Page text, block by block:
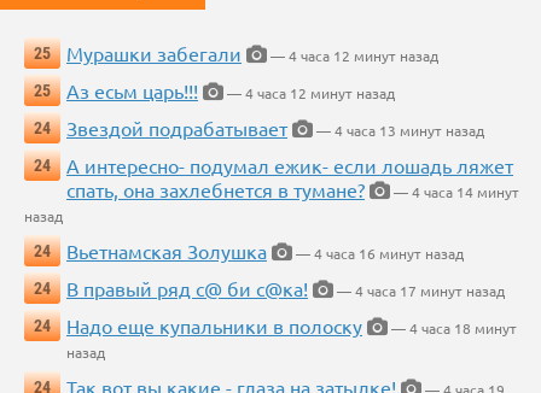
25 Мурашки забегали
— 4 часа 12 минут назад
25
Аз есьм царь!!!
— 4 часа 12 минут назад
24
Звездой подрабатывает
— 4 часа 13 минут назад
24
А интересно- подумал ежик- если лошадь ляжет
спать, она захлебнется в тумане?
— 4 часа 14 минут
назад
24
Вьетнамская Золушка
— 4 часа 16 минут назад
24
В правый ряд с@ би с@ка!
— 4 часа 17 минут назад
24
Надо еще купальники в полоску
— 4 часа 18 минут
назад
24
Так вот вы какие - глаза на затылке!